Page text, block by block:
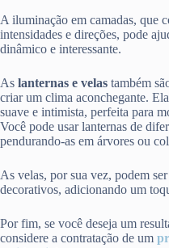
A iluminação em camadas, que
intensidades e direções, pode
dinâmico e interessante.
As lanternas e velas também
criar um clima aconchegante.
suave e intimista, perfeita para
Você pode usar lanternas de
pendurando-as em árvores ou
As velas, por sua vez, podem
decorativos, adicionando um
Por fim, se você deseja um
considere a contratação de um